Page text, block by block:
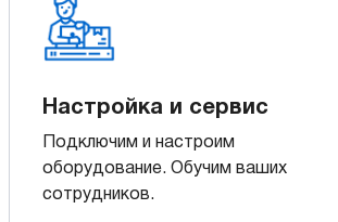
Настройка и сервис
Подключим и настроим
оборудование. Обучим ваших
сотрудников.